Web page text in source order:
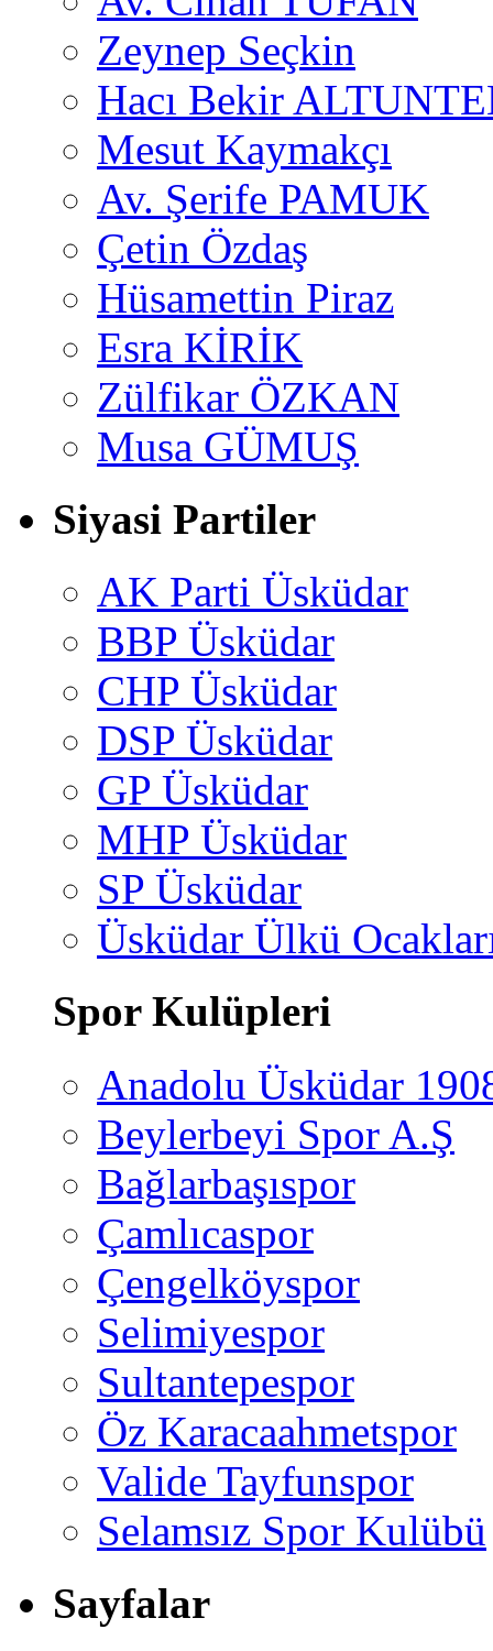
Zeynep Seçkin
Hacı Bekir
Mesut Kaymakçı
Av. Şerife PAMUK
Çetin Özdaş
Hüsamettin Piraz
Esra KİRİK
Zülfikar ÖZKAN
Musa GÜMUŞ
Siyasi Partiler
AK Parti Üsküdar
BBP Üsküdar
CHP Üsküdar
DSP Üsküdar
GP Üsküdar
MHP Üsküdar
SP Üsküdar
Üsküdar Ülkü
Spor Kulüpleri
Anadolu Üsküdar
Beylerbeyi Spor A.Ş
Bağlarbaşıspor
Çamlıcaspor
Çengelköyspor
Selimiyespor
Sultantepespor
Öz Karacaahmetspor
Valide Tayfunspor
Selamsız Spor Kulübü
Sayfalar